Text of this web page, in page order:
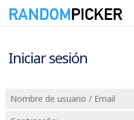
Iniciar sesión